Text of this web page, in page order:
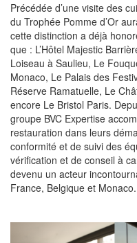
Précédée d’une visite des
du Trophée Pomme d’Or
cette distinction a déjà
que : L’Hôtel Majestic
Loiseau à Saulieu, Le
Monaco, Le Palais des
Réserve Ramatuelle, Le
encore Le Bristol Paris.
groupe BVC Expertise
restauration dans leurs
conformité et de suivi des
vérification et de conseil à
devenu un acteur
France, Belgique et Monaco.